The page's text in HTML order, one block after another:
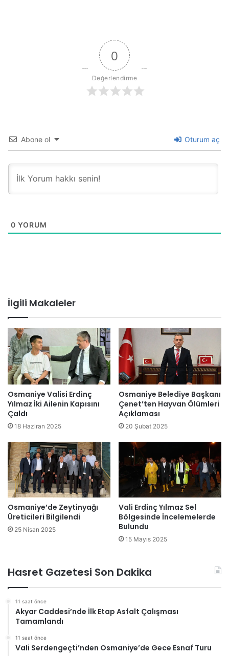
0
Değerlendirme
Abone ol Oturum aç
0 YORUM
İlgili Makaleler
Osmaniye Valisi Erdinç
Yılmaz İki Ailenin Kapısını
Çaldı
18 Haziran 2025
Osmaniye Belediye Başkanı
Çenet’ten Hayvan Ölümleri
Açıklaması
20 Şubat 2025
Osmaniye’de Zeytinyağı
Üreticileri Bilgilendi
25 Nisan 2025
Vali Erdinç Yılmaz Sel
Bölgesinde İncelemelerde
Bulundu
15 Mayıs 2025
Hasret Gazetesi Son Dakika
11 saat önce
Akyar Caddesi’nde İlk Etap Asfalt Çalışması
Tamamlandı
11 saat önce
Vali Serdengeçti’nden Osmaniye’de Gece Esnaf Turu